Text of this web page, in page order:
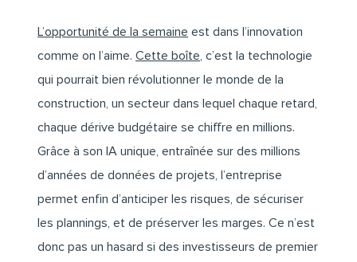
L’opportunité de la semaine est dans l’innovation
comme on l’aime. Cette boîte, c’est la technologie
qui pourrait bien révolutionner le monde de la
construction, un secteur dans lequel chaque retard,
chaque dérive budgétaire se chiffre en millions.
Grâce à son IA unique, entraînée sur des millions
d’années de données de projets, l’entreprise
permet enfin d’anticiper les risques, de sécuriser
les plannings, et de préserver les marges. Ce n’est
donc pas un hasard si des investisseurs de premier